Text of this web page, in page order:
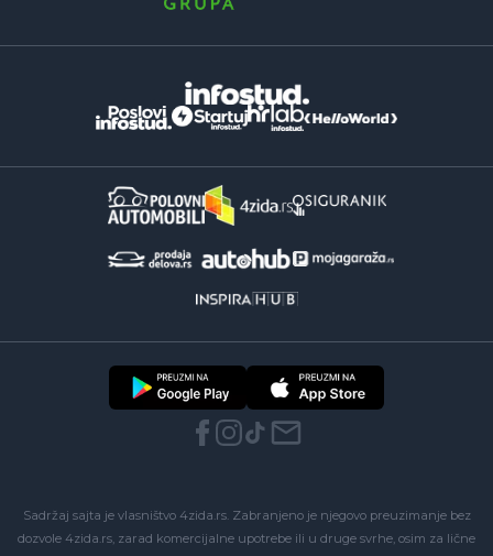
Sadržaj sajta je vlasništvo 4zida.rs. Zabranjeno je njegovo preuzimanje bez
dozvole 4zida.rs, zarad komercijalne upotrebe ili u druge svrhe, osim za lične